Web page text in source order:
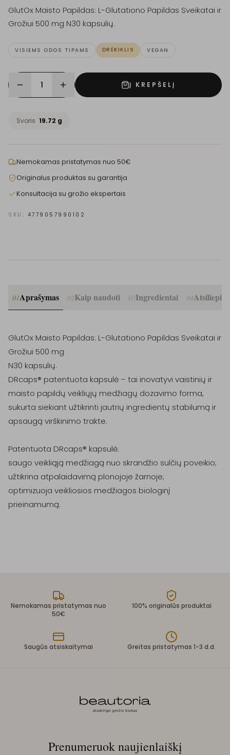
GlutOx Maisto Papildas: L-Glutationo Papildas Sveikatai ir
Grožiui 500 mg N30 kapsulių.
VISIEMS ODOS TIPAMS DRĖKIKLIS VEGAN
1 Į KREPŠELĮ
Svoris 19.72 g
Nemokamas pristatymas nuo 50€
Originalus produktas su garantija
Konsultacija su grožio ekspertais
SKU: 4779057990102
01Aprašymas 02Kaip naudoti 03Ingredientai 04
GlutOx Maisto Papildas: L-Glutationo Papildas Sveikatai ir
Grožiui 500 mg
N30 kapsulių.
DRcaps® patentuota kapsulė – tai inovatyvi vaistinių ir
maisto papildų veikliųjų medžiagų dozavimo forma,
sukurta siekiant užtikrinti jautrių ingredientų stabilumą ir
apsaugą virškinimo trakte.
Patentuota DRcaps® kapsulė:
saugo veikliąją medžiagą nuo skrandžio sulčių poveikio;
užtikrina atpalaidavimą plonojoje žarnoje;
optimizuoja veikliosios medžiagos biologinį
prieinamumą.
Nemokamas pristatymas nuo
50€
100% originalūs produktai
Saugūs atsiskaitymai Greitas pristatymas 1-3 d.d.
Prenumeruok naujienlaiškį